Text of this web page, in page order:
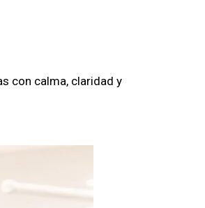
con calma, claridad y